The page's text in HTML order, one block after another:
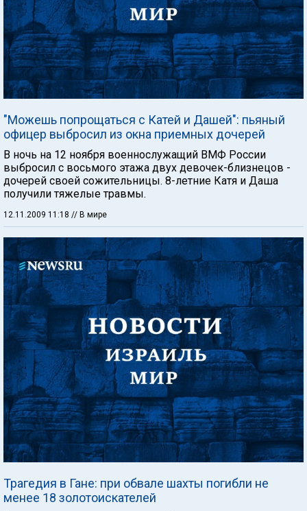
"Можешь попрощаться с Катей и Дашей": пьяный
офицер выбросил из окна приемных дочерей
В ночь на 12 ноября военнослужащий ВМФ России
выбросил с восьмого этажа двух девочек-близнецов -
дочерей своей сожительницы. 8-летние Катя и Даша
получили тяжелые травмы.
12.11.2009 11:18 // В мире
Трагедия в Гане: при обвале шахты погибли не
менее 18 золотоискателей